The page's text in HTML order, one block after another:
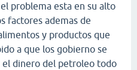
problema esta en su alto
factores ademas de
y productos que
a que los gobierno se
el dinero del petroleo todo